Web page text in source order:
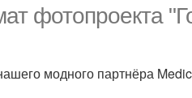
фотопроекта
модного партнёра